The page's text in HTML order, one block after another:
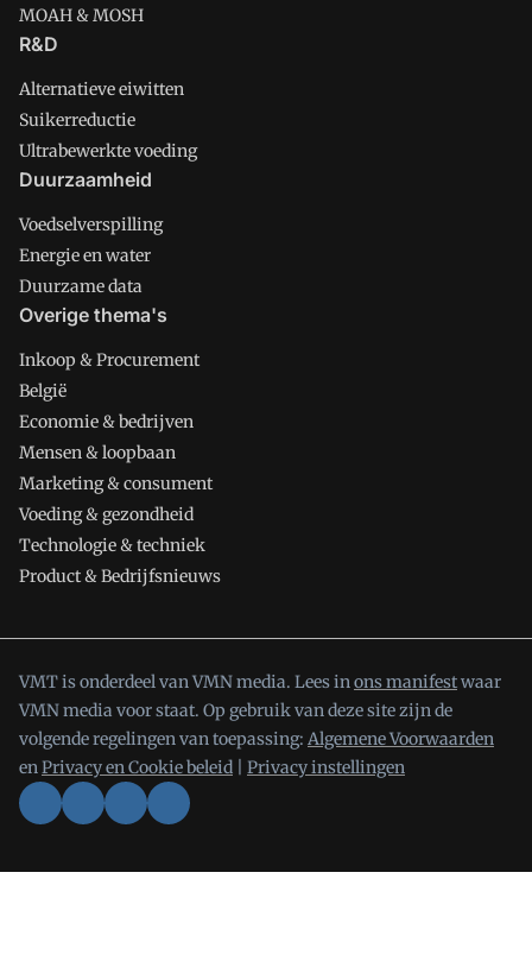
MOAH & MOSH
R&D
Alternatieve eiwitten
Suikerreductie
Ultrabewerkte voeding
Duurzaamheid
Voedselverspilling
Energie en water
Duurzame data
Overige thema's
Inkoop & Procurement
België
Economie & bedrijven
Mensen & loopbaan
Marketing & consument
Voeding & gezondheid
Technologie & techniek
Product & Bedrijfsnieuws
VMT is onderdeel van VMN media. Lees inons manifestwaar
VMN media voor staat. Op gebruik van deze site zijn de
volgende regelingen van toepassing: Algemene Voorwaarden
enPrivacy en Cookie beleid Privacy instellingen